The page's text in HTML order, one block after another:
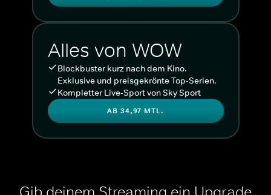
Alles von WOW
Blockbuster kurz nach dem Kino.
Exklusive und preisgekrönte Top-Serien.
Kompletter Live-Sport von Sky Sport
AB 34,97 MTL.
Gib deinem Streaming ein Upgrade